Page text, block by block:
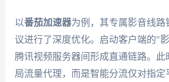
以番茄加速器为例，其专属影音线路
议进行了深度优化。启动客户端的"
腾讯视频服务器间形成直通链路。此
局流量代理，而是智能分流仅对指定